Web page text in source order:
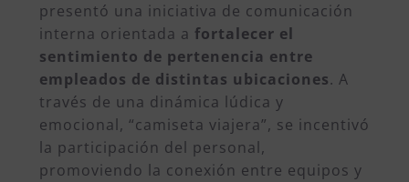
presentó una iniciativa de comunicación
interna orientada a fortalecer el
sentimiento de pertenencia entre
empleados de distintas ubicaciones. A
través de una dinámica lúdica y
emocional, “camiseta viajera”, se incentivó
la participación del personal,
promoviendo la conexión entre equipos y